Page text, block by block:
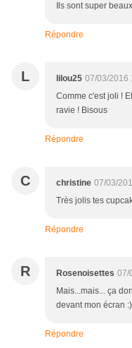
Ils sont super
Répondre
L lilou25 07/03/2016
Comme c'est joli !
ravie ! Bisous
Répondre
C christine 07/03/
Très jolis tes
Répondre
R Rosenoisettes 07/
Mais...mais... ça
devant mon écran
Répondre